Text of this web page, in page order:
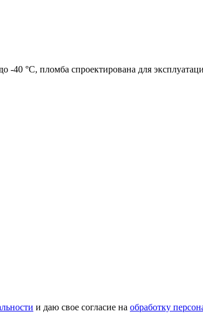
40 °C, пломба спроектирована для
и даю свое согласие на обработку